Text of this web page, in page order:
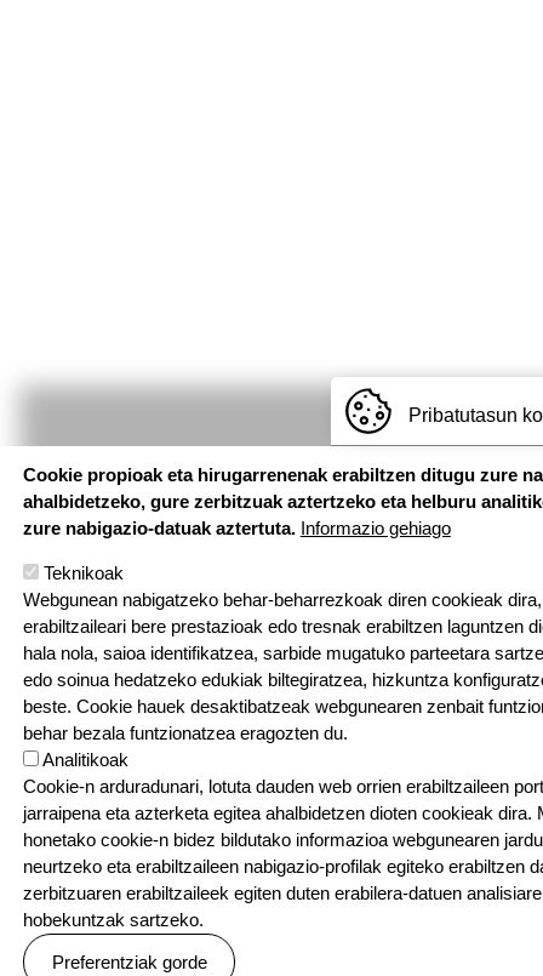
Pribatutasun
Cookie propioak eta hirugarrenenak erabiltzen ditugu zure
ahalbidetzeko, gure zerbitzuak aztertzeko eta helburu
zure nabigazio-datuak aztertuta. Informazio gehiago
Teknikoak
Webgunean nabigatzeko behar-beharrezkoak diren cookieak dira,
erabiltzaileari bere prestazioak edo tresnak erabiltzen laguntzen
hala nola, saioa identifikatzea, sarbide mugatuko parteetara
edo soinua hedatzeko edukiak biltegiratzea, hizkuntza
beste. Cookie hauek desaktibatzeak webgunearen zenbait
behar bezala funtzionatzea eragozten du.
Analitikoak
Cookie-n arduradunari, lotuta dauden web orrien erabiltzaileen
jarraipena eta azterketa egitea ahalbidetzen dioten cookieak dira.
honetako cookie-n bidez bildutako informazioa webgunearen
neurtzeko eta erabiltzaileen nabigazio-profilak egiteko erabiltzen
zerbitzuaren erabiltzaileek egiten duten erabilera-datuen
hobekuntzak sartzeko.
Preferentziak gorde